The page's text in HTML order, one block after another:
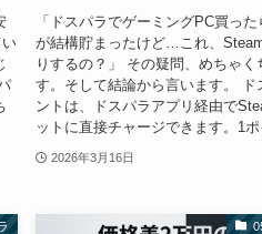
「ドスパラでゲーミングPC買った
が結構貯まったけど…これ、
りするの？」 その疑問、めちゃく
す。そして結論から言います。 ド
ントは、ドスパラアプリ経由で
ットに直接チャージできます。1ポ
2026年3月16日